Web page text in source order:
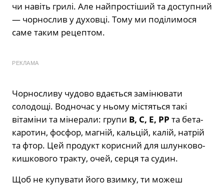
чи навіть грилі. Але найпростіший та доступний
— чорнослив у духовці. Тому ми поділимося
саме таким рецептом.
РЕКЛАМА
Чорносливу чудово вдається замінювати
солодощі. Водночас у ньому містяться такі
вітаміни та мінерали: групи B, С, Е, РР та бета-
каротин, фосфор, магній, кальцій, калій, натрій
та фтор. Цей продукт корисний для шлунково-
кишкового тракту, очей, серця та судин.
Щоб не купувати його взимку, ти можеш